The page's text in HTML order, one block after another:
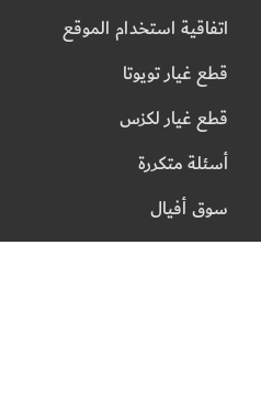
اتفاقية استخدام الموقع
قطع غيار تويوتا
قطع غيار لكزس
أسئلة متكررة
سوق أفيال